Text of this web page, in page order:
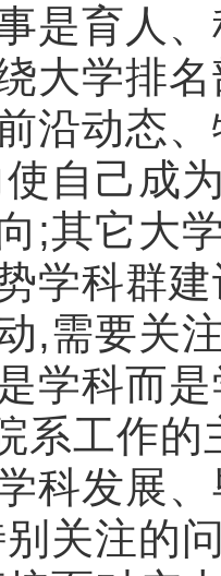
是育人
大学排
沿动态
自己成
;其它大
学科群
,需要关
学科而
系工作的
科发展
关注的